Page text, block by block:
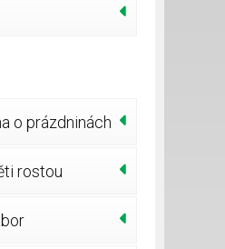
o prázdninách
rostou